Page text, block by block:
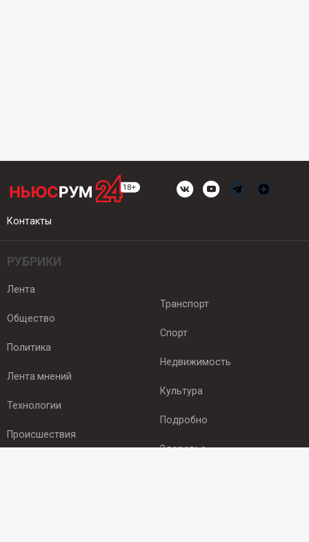
Контакты
РУБРИКИ
Лента
Общество
Политика
Лента мнений
Технологии
Происшествия
Транспорт
Спорт
Недвижимость
Культура
Подробно
Здоровье